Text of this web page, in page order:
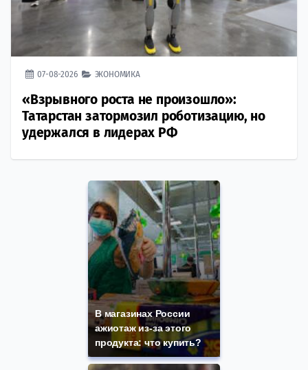
07-08-2026 ЭКОНОМИКА
«Взрывного роста не произошло»:
Татарстан затормозил роботизацию, но
удержался в лидерах РФ
В магазинах России
ажиотаж из-за этого
продукта: что купить?